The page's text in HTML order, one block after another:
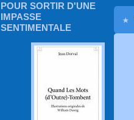
POUR SORTIR D'UNE
IMPASSE
SENTIMENTALE